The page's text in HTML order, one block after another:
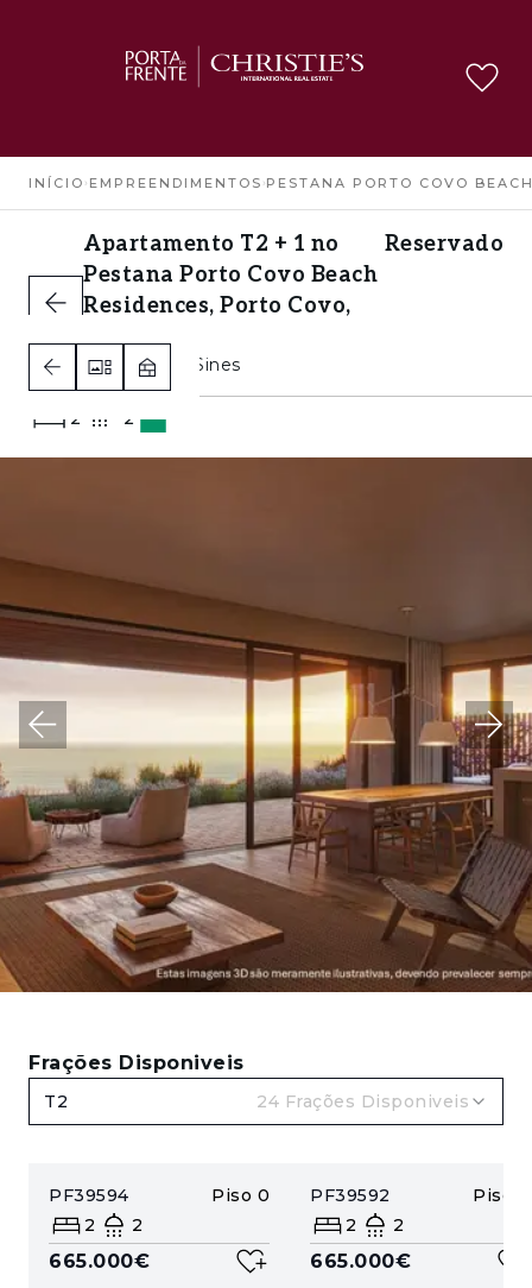
INÍCIO › EMPREENDIMENTOS ›PESTANA PORTO COVO
Apartamento T2 + 1 no
Pestana Porto Covo Beach
Residences, Porto Covo,
Porto Covo, Sines
Reservado
2 2
Frações Disponiveis
T2 24 Frações Disponiveis
PF39594 Piso 0
2
2
665.000€
PF39592 Piso
2
2
665.000€